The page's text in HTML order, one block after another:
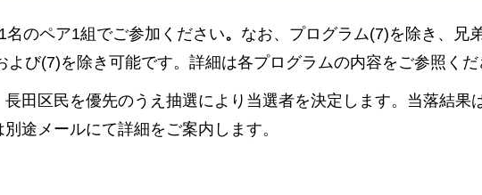
名のペア1組でご参加ください。 なお、プログラム(7)を除き、兄
よび(7)を除き可能です。詳細は各プログラムの内容をご参照くだ
田区民を優先のうえ抽選により当選者を決定します。当落結
途メールにて詳細をご案内します。